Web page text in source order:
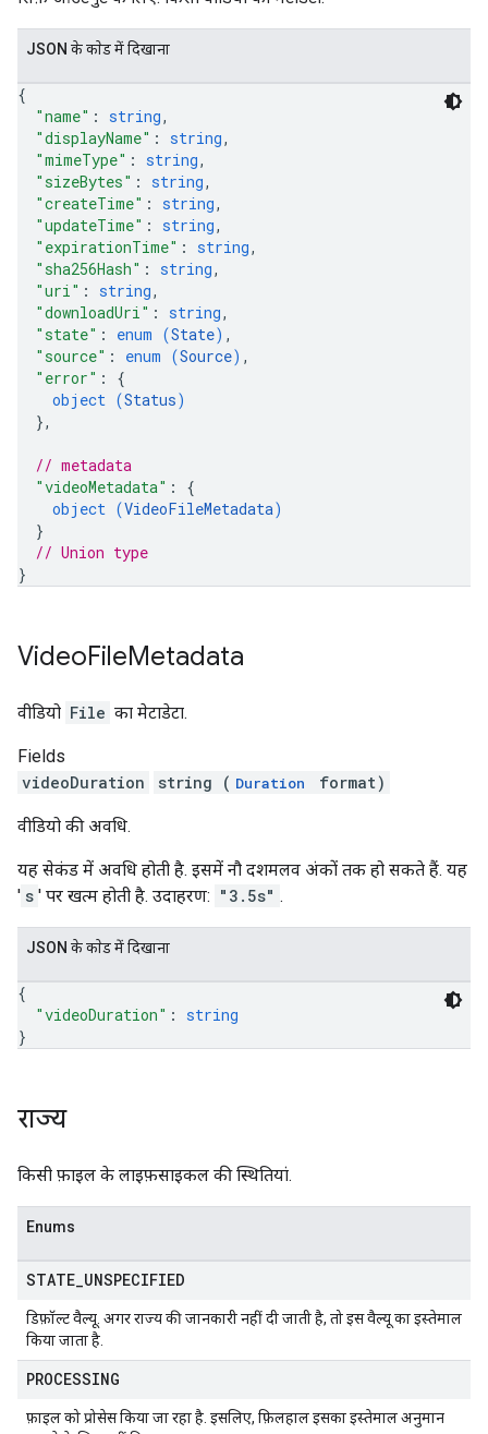
JSON के काेड में दिखाना
{
"name" : string,
"displayName" : string,
"mimeType" : string,
"sizeBytes" : string,
"createTime" : string,
"updateTime" : string,
"expirationTime" : string,
"sha256Hash" : string,
"uri" : string,
"downloadUri" : string,
"state" : enum (State) ,
"source" : enum (Source) ,
"error" : {
object (Status)
},
// metadata
"videoMetadata" : {
object (VideoFileMetadata)
}
// Union type
}
VideoFileMetadata
वीडियो File का मेटाडेटा.
Fields
videoDuration
string ( Duration format)
वीडियो की अवधि.
यह सेकंड में अवधि होती है. इसमें नौ दशमलव अंकों तक हो सकते हैं. यह
' s ' पर खत्म होती है. उदाहरण: "3.5s" .
JSON के काेड में दिखाना
{
"videoDuration" : string
}
राज्य
किसी फ़ाइल के लाइफ़साइकल की स्थितियां.
Enums
STATE UNSPECIFIED
डिफ़ॉल्ट वैल्यू. अगर राज्य की जानकारी नहीं दी जाती है, तो इस वैल्यू का इस्तेमाल
किया जाता है.
PROCESSING
फ़ाइल को प्रोसेस किया जा रहा है. इसलिए, फ़िलहाल इसका इस्तेमाल अनुमान